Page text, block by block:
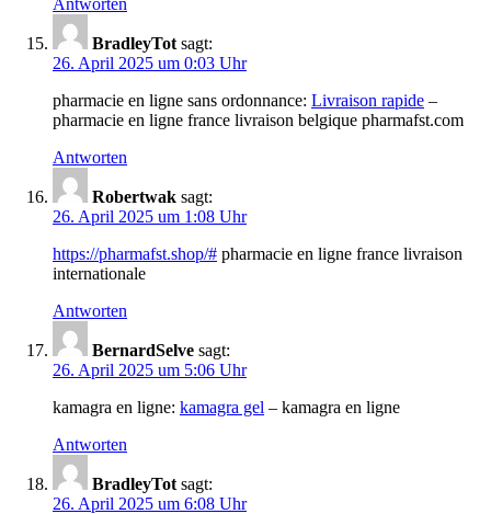
BradleyTot sagt:
26. April 2025 um 0:03 Uhr
pharmacie en ligne sans ordonnance: Livraison rapide –
pharmacie en ligne france livraison belgique pharmafst.com
Antworten
Robertwak sagt:
26. April 2025 um 1:08 Uhr
https://pharmafst.shop/# pharmacie en ligne france livraison
internationale
Antworten
BernardSelve sagt:
26. April 2025 um 5:06 Uhr
kamagra en ligne: kamagra gel – kamagra en ligne
Antworten
BradleyTot sagt:
26. April 2025 um 6:08 Uhr